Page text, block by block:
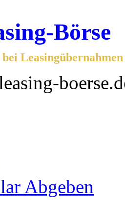
Börse
Abgeben